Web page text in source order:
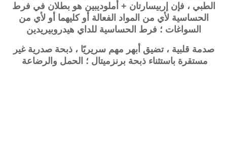
الطبي ، فإن إربيسارتان + أملوديبين هو بطلان في فرط
الحساسية لأي من المواد الفعالة أو كليهما أو لأي من
السواغات ؛ فرط الحساسية للداي هيدروبيريدين
صدمة قلبية ، تضيق أبهر مهم سريريًا ، ذبحة صدرية غير
مستقرة باستثناء ذبحة برنزميتال ؛ الحمل والرضاعة